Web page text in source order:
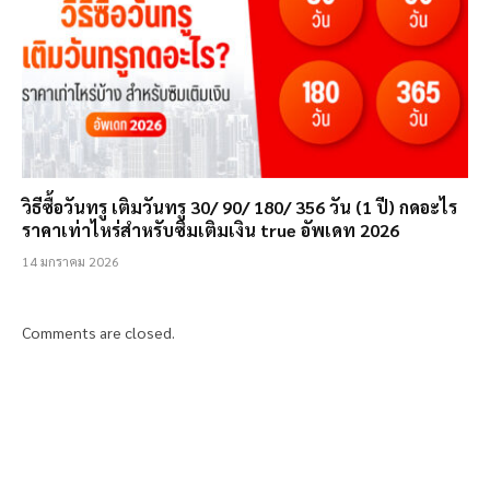
วิธีซื้อวันทรู เติมวันทรู 30/ 90/ 180/ 356 วัน (1 ปี) กดอะไร
ราคาเท่าไหร่สำหรับซิมเติมเงิน true อัพเดท 2026
14 มกราคม 2026
Comments are closed.